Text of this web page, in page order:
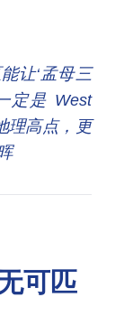
让‘孟母三
定是 West
理高点，更
可匹